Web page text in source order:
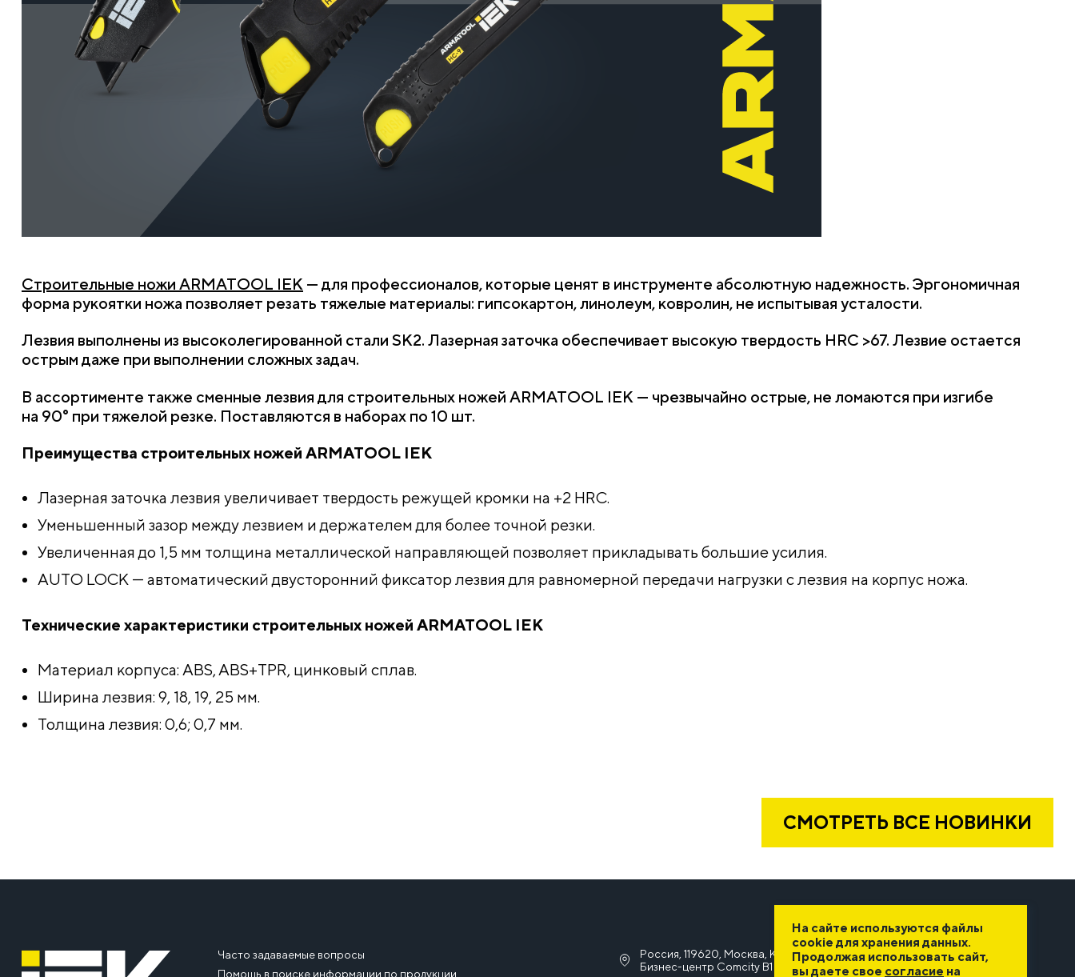
Строительные ножи ARMATOOL IEK — для профессионалов, которые ценят в инструменте абсолютную надежность. Эргономичная
форма рукоятки ножа позволяет резать тяжелые материалы: гипсокартон, линолеум, ковролин, не испытывая усталости.
Лезвия выполнены из высоколегированной стали SK2. Лазерная заточка обеспечивает высокую твердость HRC >67. Лезвие остается
острым даже при выполнении сложных задач.
В ассортименте также сменные лезвия для строительных ножей ARMATOOL IEK — чрезвычайно острые, не ломаются при изгибе
на 90° при тяжелой резке. Поставляются в наборах по 10 шт.
Преимущества строительных ножей ARMATOOL IEK
Лазерная заточка лезвия увеличивает твердость режущей кромки на +2 HRC.
Уменьшенный зазор между лезвием и держателем для более точной резки.
Увеличенная до 1,5 мм толщина металлической направляющей позволяет прикладывать большие усилия.
AUTO LOCK — автоматический двусторонний фиксатор лезвия для равномерной передачи нагрузки с лезвия на корпус ножа.
Технические характеристики строительных ножей ARMATOOL IEK
Материал корпуса: ABS, ABS+TPR, цинковый сплав.
Ширина лезвия: 9, 18, 19, 25 мм.
Толщина лезвия: 0,6; 0,7 мм.
СМОТРЕТЬ ВСЕ НОВИНКИ
Часто задаваемые вопросы
Помощь в поиске информации по продукции
Россия, 119620, Москва, Киевское шоссе, 22-й километр, 6А, стр. 1,
Бизнес-центр Comcity B1
На сайте используются файлы
cookie для хранения данных.
Продолжая использовать сайт,
вы даете свое согласие на